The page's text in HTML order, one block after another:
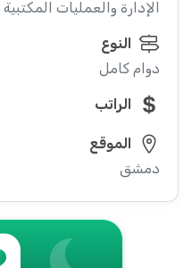
الإدارة والعمليات المكتبية
النوع
دوام كامل
الراتب
الموقع
دمشق